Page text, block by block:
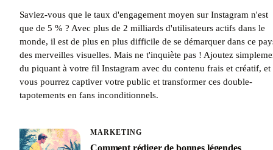
Saviez-vous que le taux d'engagement moyen sur Instagram n'est
que de 5 % ? Avec plus de 2 milliards d'utilisateurs actifs dans le
monde, il est de plus en plus difficile de se démarquer dans ce
des merveilles visuelles. Mais ne t'inquiète pas ! Ajoutez
du piquant à votre fil Instagram avec du contenu frais et créatif, et
vous pourrez captiver votre public et transformer ces double-
tapotements en fans inconditionnels.
MARKETING
Comment rédiger de bonnes légendes